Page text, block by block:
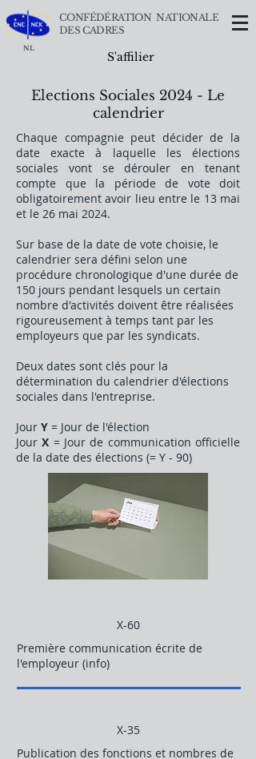
NL
CONFÉDÉRATION NATIONALE
DES CADRES
S'affilier
Elections Sociales 2024 - Le
calendrier
Chaque compagnie peut décider de la
date exacte à laquelle les élections
sociales vont se dérouler en tenant
compte que la période de vote doit
obligatoirement avoir lieu entre le 13 mai
et le 26 mai 2024.
Sur base de la date de vote choisie, le
calendrier sera défini selon une
procédure chronologique d'une durée de
150 jours pendant lesquels un certain
nombre d'activités doivent être réalisées
rigoureusement à temps tant par les
employeurs que par les syndicats.
Deux dates sont clés pour la
détermination du calendrier d'élections
sociales dans l'entreprise.
Jour Y = Jour de l'élection
JourX = Jour de communication officielle
de la date des élections (= Y - 90)​
X-60
Première communication écrite de
l'employeur (info)
X-35
Publication des fonctions et nombres de